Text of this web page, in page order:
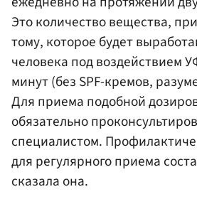
Это количество вещества,
тому, которое будет
человека под воздействием
минут (без SPF-кремов,
Для приема подобной
обязательно
специалистом.
для регулярного приема
сказала она.